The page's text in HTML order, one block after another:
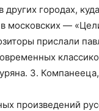
городах,
московских —
прислали
З.
произведений